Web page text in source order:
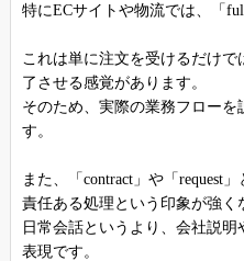
特にECサイトや物流では、「
これは単に注文を受けるだけ
了させる感覚があります。
そのため、実際の業務フローを
す。
また、「contract」や「request
責任ある処理という印象が強く
日常会話というより、会社説
表現です。